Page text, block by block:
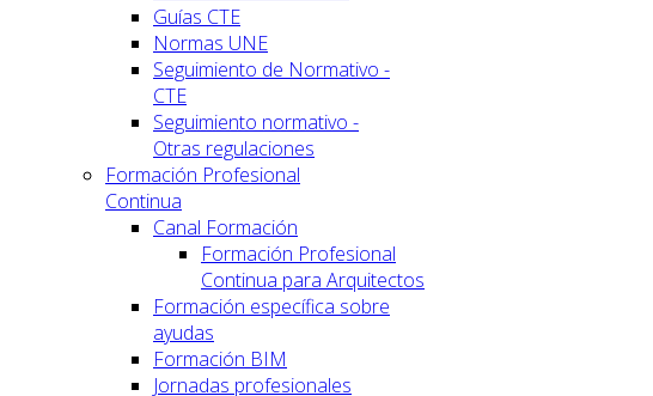
Guías CTE
Normas UNE
Seguimiento de Normativo -
CTE
Seguimiento normativo -
Otras regulaciones
Formación Profesional
Continua
Canal Formación
Formación Profesional
Continua para Arquitectos
Formación específica sobre
ayudas
Formación BIM
Jornadas profesionales